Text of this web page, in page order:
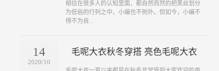
​相信在很多人的认知里面，都自然而然的把黑丝划分
为低俗的行列之中，小编也不例外。但如今，小编不
得不为自...
14
2020/10
毛呢大衣秋冬穿搭 亮色毛呢大衣